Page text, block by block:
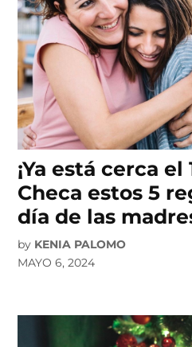
¡Ya está cerca
Checa estos 5
día de las
by KENIA PALOMO
MAYO 6, 2024